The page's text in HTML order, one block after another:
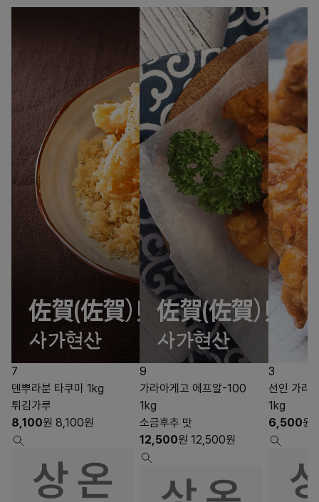
7
덴뿌라분 타쿠미 1kg
튀김가루
8,100원 8,100원
9
가라아게고 에프알-100
1kg
소금후추 맛
12,500원 12,500원
3
선인 가라
1kg
6,500원